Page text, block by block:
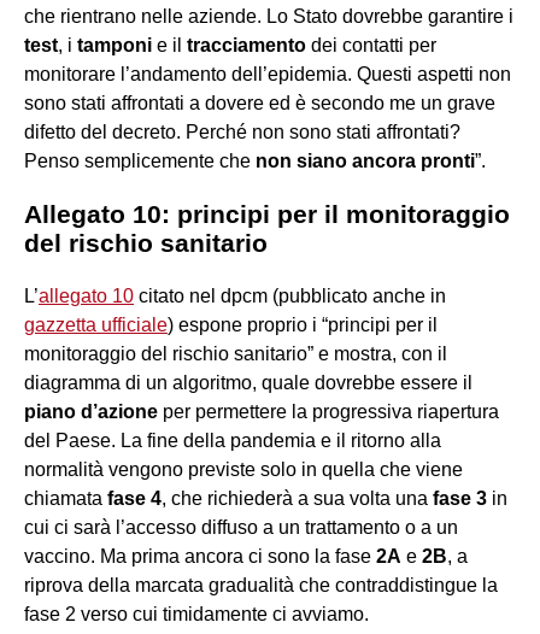
che rientrano nelle aziende. Lo Stato dovrebbe garantire i
test, i tamponi e il tracciamento dei contatti per
monitorare l’andamento dell’epidemia. Questi aspetti non
sono stati affrontati a dovere ed è secondo me un grave
difetto del decreto. Perché non sono stati affrontati?
Penso semplicemente che non siano ancora pronti”.
Allegato 10: principi per il monitoraggio
del rischio sanitario
L’allegato 10 citato nel dpcm (pubblicato anche in
gazzetta ufficiale) espone proprio i “principi per il
monitoraggio del rischio sanitario” e mostra, con il
diagramma di un algoritmo, quale dovrebbe essere il
piano d’azione per permettere la progressiva riapertura
del Paese. La fine della pandemia e il ritorno alla
normalità vengono previste solo in quella che viene
chiamata fase 4, che richiederà a sua volta una fase 3 in
cui ci sarà l’accesso diffuso a un trattamento o a un
vaccino. Ma prima ancora ci sono la fase 2A e 2B, a
riprova della marcata gradualità che contraddistingue la
fase 2 verso cui timidamente ci avviamo.